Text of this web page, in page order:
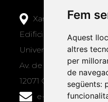
Fem
Aquest
altres
per
de
següents:
Xarxa Vives
Edifici Àgora
Universitat Jaume I,
Av. de Vicent Sos
12071 Castelló de la
e-buc@vives.org